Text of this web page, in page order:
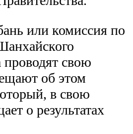
или комиссия по
проводят свою
об этом
в свою
о результатах